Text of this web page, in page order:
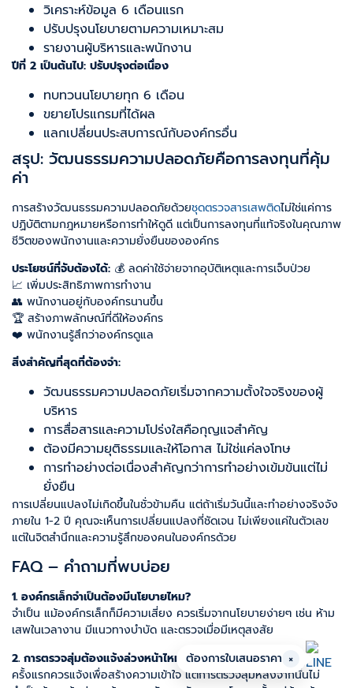
วิเคราะห์ข้อมูล 6 เดือนแรก
ปรับปรุงนโยบายตามความเหมาะสม
รายงานผู้บริหารและพนักงาน
ปีที่ 2 เป็นต้นไป: ปรับปรุงต่อเนื่อง
ทบทวนนโยบายทุก 6 เดือน
ขยายโปรแกรมที่ได้ผล
แลกเปลี่ยนประสบการณ์กับองค์กรอื่น
สรุป: วัฒนธรรมความปลอดภัยคือการลงทุนที่คุ้ม
ค่า
การสร้างวัฒนธรรมความปลอดภัยด้วยชุดตรวจสารเสพติดไม่ใช่แค่การ
ปฏิบัติตามกฎหมายหรือการทำให้ดูดี แต่เป็นการลงทุนที่แท้จริงในคุณภาพ
ชีวิตของพนักงานและความยั่งยืนขององค์กร
ประโยชน์ที่จับต้องได้: 💰 ลดค่าใช้จ่ายจากอุบัติเหตุและการเจ็บป่วย
📈 เพิ่มประสิทธิภาพการทำงาน
👥 พนักงานอยู่กับองค์กรนานขึ้น
🏆 สร้างภาพลักษณ์ที่ดีให้องค์กร
❤️ พนักงานรู้สึกว่าองค์กรดูแล
สิ่งสำคัญที่สุดที่ต้องจำ:
วัฒนธรรมความปลอดภัยเริ่มจากความตั้งใจจริงของผู้
บริหาร
การสื่อสารและความโปร่งใสคือกุญแจสำคัญ
ต้องมีความยุติธรรมและให้โอกาส ไม่ใช่แค่ลงโทษ
การทำอย่างต่อเนื่องสำคัญกว่าการทำอย่างเข้มข้นแต่ไม่
ยั่งยืน
การเปลี่ยนแปลงไม่เกิดขึ้นในชั่วข้ามคืน แต่ถ้าเริ่มวันนี้และทำอย่างจริงจัง
ภายใน 1-2 ปี คุณจะเห็นการเปลี่ยนแปลงที่ชัดเจน ไม่เพียงแค่ในตัวเลข
แต่ในจิตสำนึกและความรู้สึกของคนในองค์กรด้วย
FAQ – คำถามที่พบบ่อย
1. องค์กรเล็กจำเป็นต้องมีนโยบายไหม?
จำเป็น แม้องค์กรเล็กก็มีความเสี่ยง ควรเริ่มจากนโยบายง่ายๆ เช่น ห้าม
เสพในเวลางาน มีแนวทางบำบัด และตรวจเมื่อมีเหตุสงสัย
2. การตรวจสุ่มต้องแจ้งล่วงหน้าไหม?
ครั้งแรกควรแจ้งเพื่อสร้างความเข้าใจ แต่การตรวจสุ่มหลังจากนั้นไม่
ต้องการใบเสนอราคา ×